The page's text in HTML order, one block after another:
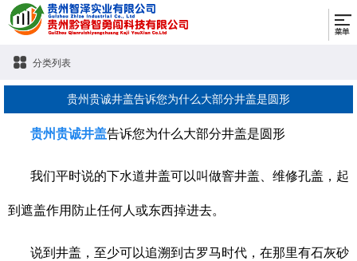
分类列表
贵州贵诚井盖告诉您为什么大部分井盖是圆形
贵州贵诚井盖告诉您为什么大部分井盖是圆形
我们平时说的下水道井盖可以叫做窨井盖、维修孔盖，起
到遮盖作用防止任何人或东西掉进去。
说到井盖，至少可以追溯到古罗马时代，在那里有石灰砂